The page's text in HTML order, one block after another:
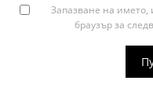
Запазване на името,
браузър за